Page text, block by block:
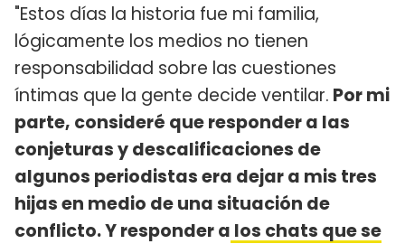
"Estos días la historia fue mi familia,
lógicamente los medios no tienen
responsabilidad sobre las cuestiones
íntimas que la gente decide ventilar. Por mi
parte, consideré que responder a las
conjeturas y descalificaciones de
algunos periodistas era dejar a mis tres
hijas en medio de una situación de
conflicto. Y responder a los chats que se